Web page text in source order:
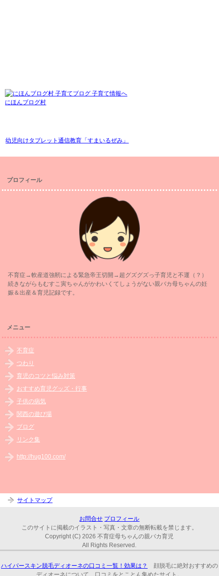
にほんブログ村
幼児向けタブレット通信教育「すまいるぜみ」
プロフィール
不育症→軟産道強靭による緊急帝王切開→超グズグズっ子育児と不運（？）
続きながらもむすこ寅ちゃんがかわいくてしょうがない親バカ母ちゃんの妊
娠＆出産＆育児記録です。
メニュー
不育症
つわり
育児のコツと悩み対策
おすすめ育児グッズ・行事
子供の病気
関西の遊び場
ブログ
リンク集
http://hug100.com/
サイトマップ
お問合せ プロフィール
このサイトに掲載のイラスト・写真・文章の無断転載を禁じます。
Copyright (C) 2026 不育症母ちゃんの親バカ育児
All Rights Reserved.
ハイパースキン脱毛ディオーネの口コミ一覧！効果は？
顔脱毛に絶対おすすめの
ディオーネについて、口コミをとことん集めたサイト。